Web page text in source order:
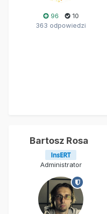
96
10
363 odpowiedzi
Bartosz Rosa
Administrator